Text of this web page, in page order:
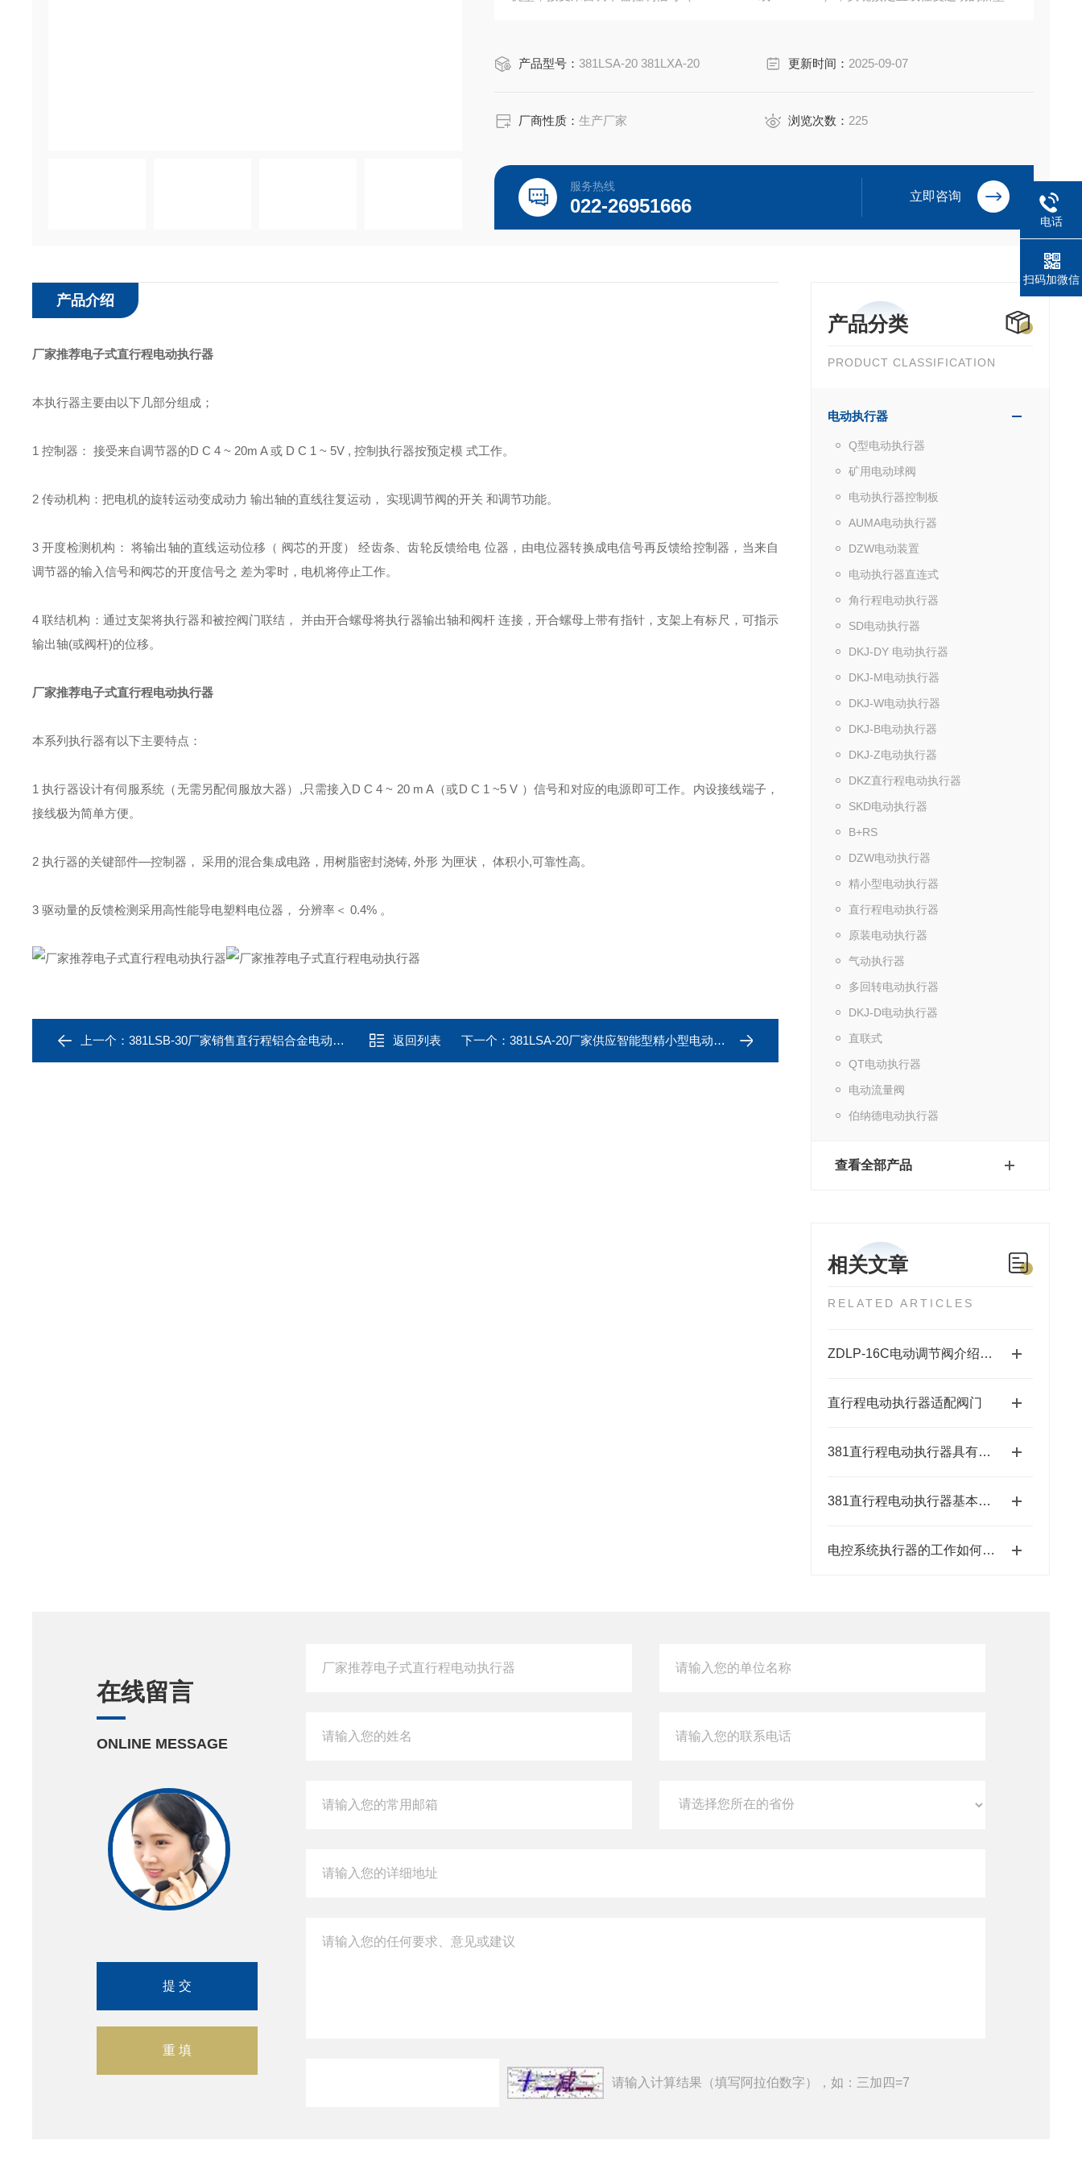
产品型号：381LSA-20 381LXA-20 更新时间： 2025-09-07
厂商性质：生产厂家 浏览次数： 225
服务热线
022-26951666 立即咨询
产品分类
PRODUCT CLASSIFICATION
电动执行器
Q型电动执行器
矿用电动球阀
电动执行器控制板
AUMA电动执行器
DZW电动装置
电动执行器直连式
角行程电动执行器
SD电动执行器
DKJ-DY 电动执行器
DKJ-M电动执行器
DKJ-W电动执行器
DKJ-B电动执行器
DKJ-Z电动执行器
DKZ直行程电动执行器
SKD电动执行器
B+RS
DZW电动执行器
精小型电动执行器
直行程电动执行器
原装电动执行器
气动执行器
多回转电动执行器
DKJ-D电动执行器
直联式
QT电动执行器
电动流量阀
伯纳德电动执行器
查看全部产品
相关文章
RELATED ARTICLES
ZDLP-16C电动调节阀介绍及参数
直行程电动执行器适配阀门
381直行程电动执行器具有结构紧凑、响应速度快等特点
381直行程电动执行器基本特征有哪些呢？
电控系统执行器的工作如何控制
产品介绍
厂家推荐电子式直行程电动执行器
本执行器主要由以下几部分组成；
1 控制器： 接受来自调节器的D C 4 ~ 20m A 或 D C 1 ~ 5V , 控制执行器按预定模 式工作。
2 传动机构：把电机的旋转运动变成动力 输出轴的直线往复运动， 实现调节阀的开关 和调节功能。
3 开度检测机构： 将输出轴的直线运动位移（ 阀芯的开度） 经齿条、齿轮反馈给电 位器，由电位器转换成电信号再反馈给控制器，当来自
调节器的输入信号和阀芯的开度信号之 差为零时，电机将停止工作。
4 联结机构：通过支架将执行器和被控阀门联结， 并由开合螺母将执行器输出轴和阀杆 连接，开合螺母上带有指针，支架上有标尺，可指示
输出轴(或阀杆)的位移。
厂家推荐电子式直行程电动执行器
本系列执行器有以下主要特点：
1 执行器设计有伺服系统（无需另配伺服放大器）,只需接入D C 4 ~ 20 m A（或D C 1 ~5 V ）信号和对应的电源即可工作。内设接线端子，
接线极为简单方便。
2 执行器的关键部件—控制器， 采用的混合集成电路，用树脂密封浇铸, 外形 为匣状， 体积小,可靠性高。
3 驱动量的反馈检测采用高性能导电塑料电位器， 分辨率＜ 0.4% 。
上一个： 381LSB-30厂家销售直行程铝合金电动执行器 返回列表 下一个： 381LSA-20厂家供应智能型精小型电动执行器
在线留言
ONLINE MESSAGE
请输入计算结果（填写阿拉伯数字），如：三加四=7
电话
扫码加微信